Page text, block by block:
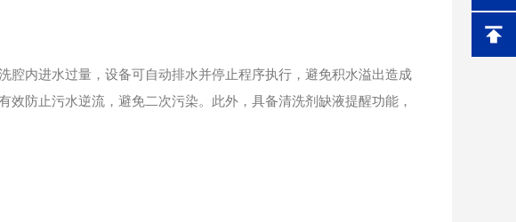
内进水过量，设备可自动排水并停止程序执行，避免积水溢出造成
防止污水逆流，避免二次污染。此外，具备清洗剂缺液提醒功能，